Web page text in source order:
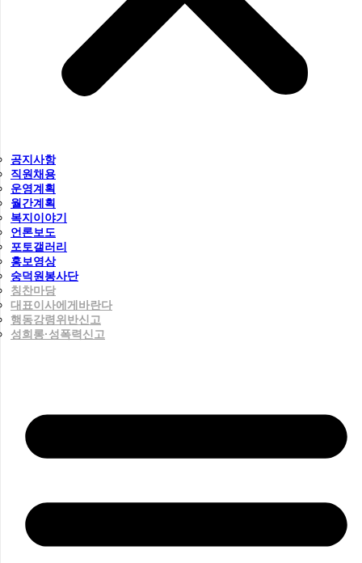
공지사항
직원채용
운영계획
월간계획
복지이야기
언론보도
포토갤러리
홍보영상
숭덕원봉사단
칭찬마당
대표이사에게바란다
행동강령위반신고
성희롱·성폭력신고